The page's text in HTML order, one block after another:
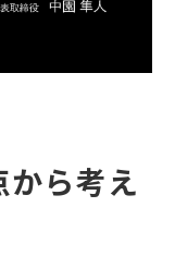
ら考え